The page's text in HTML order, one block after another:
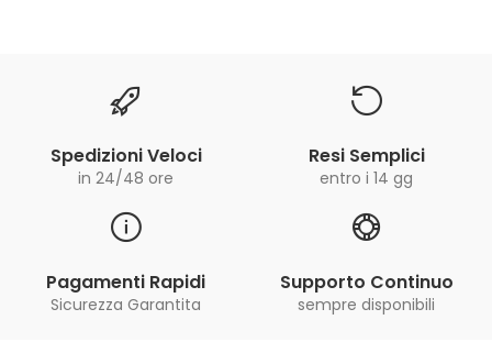
Spedizioni Veloci
in 24/48 ore
Resi Semplici
entro i 14 gg
Pagamenti Rapidi
Sicurezza Garantita
Supporto Continuo
sempre disponibili